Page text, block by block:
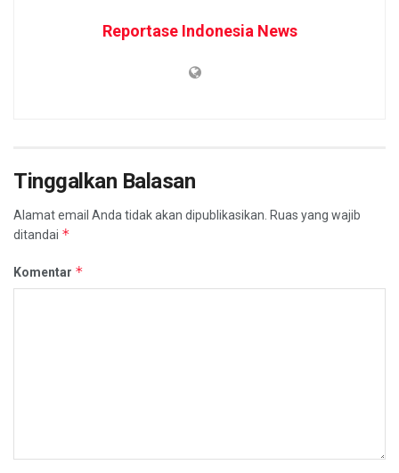
Reportase Indonesia News
Tinggalkan Balasan
Alamat email Anda tidak akan dipublikasikan. Ruas yang wajib
ditandai *
Komentar *